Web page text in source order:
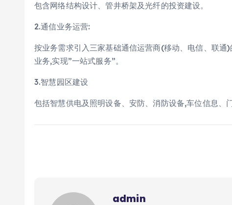
包含网络结构设计、管井桥架及光纤的投资建设。
2.通信业务运营:
按业务需求引入三家基础通信运营商(移动、电信、联
业务,实现”一站式服务”。
3.智慧园区建设
包括智慧供电及照明设备、安防、消防设备,车位信息、
admin